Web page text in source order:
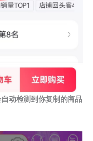
动检测到你复制的商品